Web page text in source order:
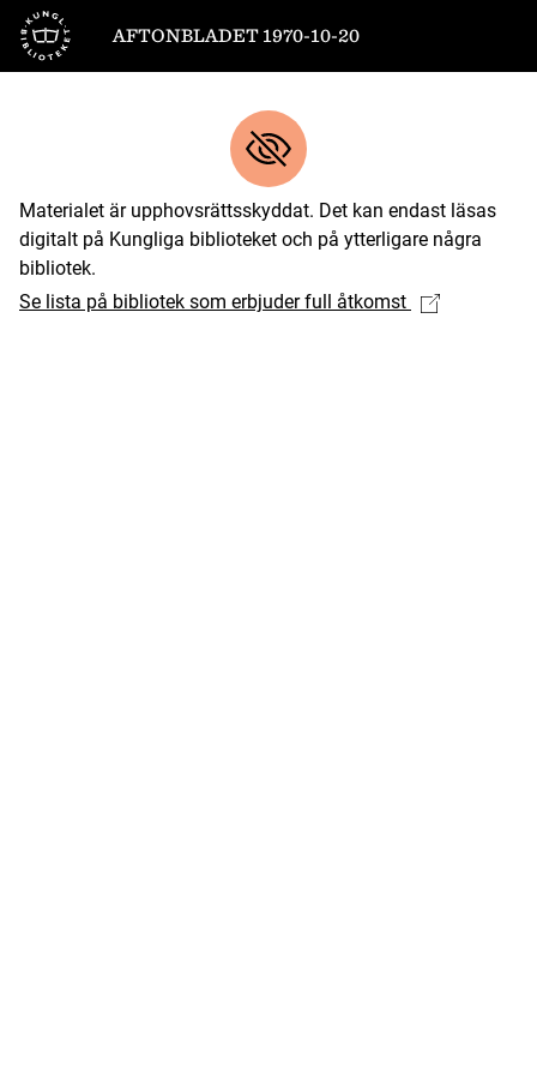
Till startsidan
AFTONBLADET 1970-10-20
Materialet är upphovsrättsskyddat. Det kan endast läsas
digitalt på Kungliga biblioteket och på ytterligare några
bibliotek.
Se lista på bibliotek som erbjuder full åtkomst